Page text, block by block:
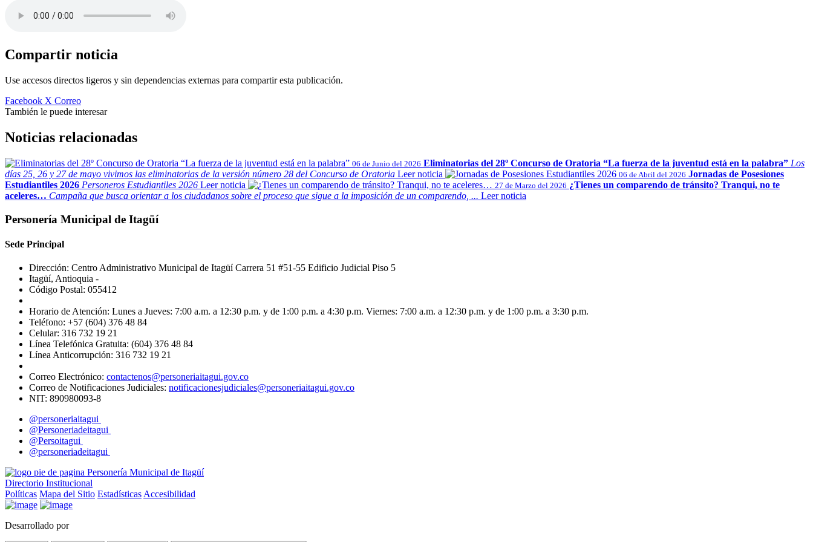
Compartir noticia
Use accesos directos ligeros y sin dependencias externas para compartir esta publicación.
Facebook X Correo
También le puede interesar
Noticias relacionadas
06 de Junio del 2026 Eliminatorias del 28º Concurso de Oratoria “La fuerza de la juventud está en la palabra” Los
días 25, 26 y 27 de mayo vivimos las eliminatorias de la versión número 28 del Concurso de Oratoria Leer noticia 06 de Abril del 2026 Jornadas de Posesiones
Estudiantiles 2026 Personeros Estudiantiles 2026 Leer noticia 27 de Marzo del 2026 ¿Tienes un comparendo de tránsito? Tranqui, no te
aceleres… Campaña que busca orientar a los ciudadanos sobre el proceso que sigue a la imposición de un comparendo, ... Leer noticia
Personería Municipal de Itagüí
Sede Principal
Dirección: Centro Administrativo Municipal de Itagüí Carrera 51 #51-55 Edificio Judicial Piso 5
Itagüí, Antioquia -
Código Postal: 055412
Horario de Atención: Lunes a Jueves: 7:00 a.m. a 12:30 p.m. y de 1:00 p.m. a 4:30 p.m. Viernes: 7:00 a.m. a 12:30 p.m. y de 1:00 p.m. a 3:30 p.m.
Teléfono: +57 (604) 376 48 84
Celular: 316 732 19 21
Línea Telefónica Gratuita: (604) 376 48 84
Línea Anticorrupción: 316 732 19 21
Correo Electrónico: contactenos@personeriaitagui.gov.co
Correo de Notificaciones Judiciales: notificacionesjudiciales@personeriaitagui.gov.co
NIT: 890980093-8
@personeriaitagui
@Personeriadeitagui
@Persoitagui
@personeriadeitagui
Directorio Institucional
Políticas Mapa del Sitio Estadísticas Accesibilidad
Desarrollado por